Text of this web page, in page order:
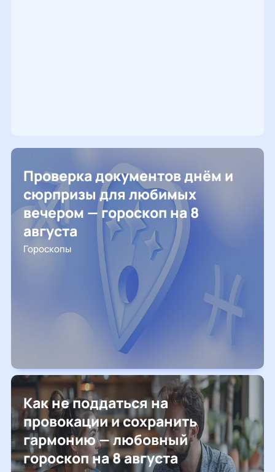
Проверка документов днём и
сюрпризы для любимых
вечером — гороскоп на 8
августа
Гороскопы
Как не поддаться на
провокации и сохранить
гармонию — любовный
гороскоп на 8 августа